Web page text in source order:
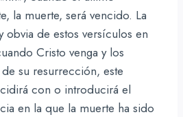
la muerte, será vencido. La
obvia de estos versículos en
Cristo venga y los
su resurrección, este
con o introducirá el
en la que la muerte ha sido